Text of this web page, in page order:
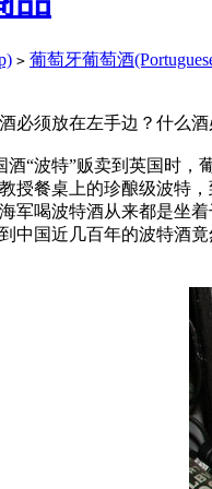
> 葡萄牙葡萄酒
须放在左手边？什么酒
波特”贩卖到英国时，
授餐桌上的珍酿级波特
军喝波特酒从来都是坐着
国近几百年的波特酒竟